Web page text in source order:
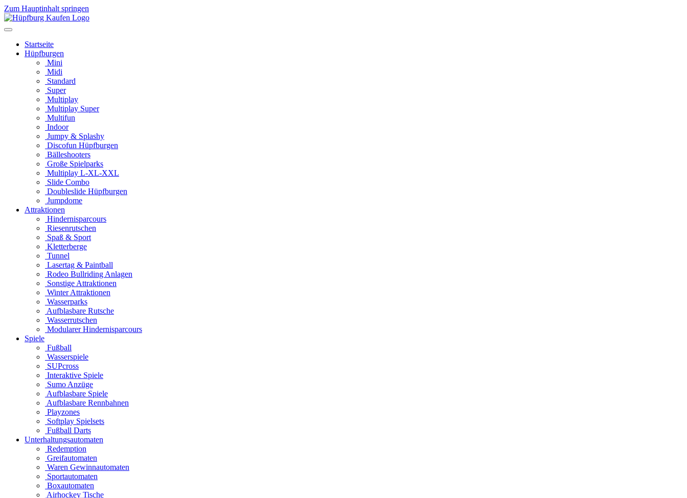
Zum Hauptinhalt springen
Startseite
Hüpfburgen
Mini
Midi
Standard
Super
Multiplay
Multiplay Super
Multifun
Indoor
Jumpy & Splashy
Discofun Hüpfburgen
Bälleshooters
Große Spielparks
Multiplay L-XL-XXL
Slide Combo
Doubleslide Hüpfburgen
Jumpdome
Attraktionen
Hindernisparcours
Riesenrutschen
Spaß & Sport
Kletterberge
Tunnel
Lasertag & Paintball
Rodeo Bullriding Anlagen
Sonstige Attraktionen
Winter Attraktionen
Wasserparks
Aufblasbare Rutsche
Wasserrutschen
Modularer Hindernisparcours
Spiele
Fußball
Wasserspiele
SUPcross
Interaktive Spiele
Sumo Anzüge
Aufblasbare Spiele
Aufblasbare Rennbahnen
Playzones
Softplay Spielsets
Fußball Darts
Unterhaltungsautomaten
Redemption
Greifautomaten
Waren Gewinnautomaten
Sportautomaten
Boxautomaten
Airhockey Tische